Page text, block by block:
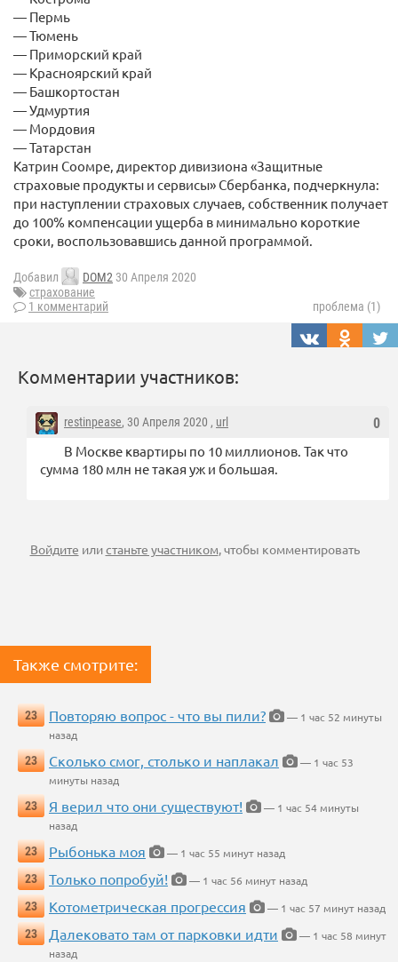
— Пермь
— Тюмень
— Приморский край
— Красноярский край
— Башкортостан
— Удмуртия
— Мордовия
— Татарстан
Катрин Соомре, директор дивизиона «Защитные
страховые продукты и сервисы» Сбербанка, подчеркнула:
при наступлении страховых случаев, собственник получает
до 100% компенсации ущерба в минимально короткие
сроки, воспользовавшись данной программой.
Добавил DOM2 30 Апреля 2020
страхование
1 комментарий
проблема (1)
Комментарии участников:
0
restinpease, 30 Апреля 2020 , url
В Москве квартиры по 10 миллионов. Так что
сумма 180 млн не такая уж и большая.
Войдите илистаньте участником, чтобы комментировать
Также смотрите:
23 Повторяю вопрос - что вы пили?
— 1 час 52 минуты
назад
23
Сколько смог, столько и наплакал
— 1 час 53
минуты назад
23
Я верил что они существуют!
— 1 час 54 минуты
назад
23
Рыбонька моя
— 1 час 55 минут назад
23
Только попробуй!
— 1 час 56 минут назад
23
Котометрическая прогрессия
— 1 час 57 минут назад
23
Далековато там от парковки идти
— 1 час 58 минут
назад